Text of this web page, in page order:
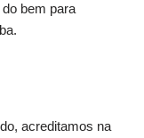
bem para
acreditamos na